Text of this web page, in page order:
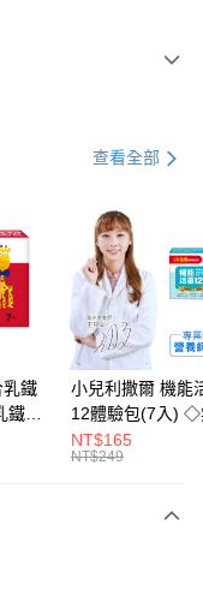
使用無須另外申請。
查看全部
鐵
蛋
藻
成
小兒利撒爾 機能
12體驗包(7入) ◇
糖添加◇
NT$165
NT$249